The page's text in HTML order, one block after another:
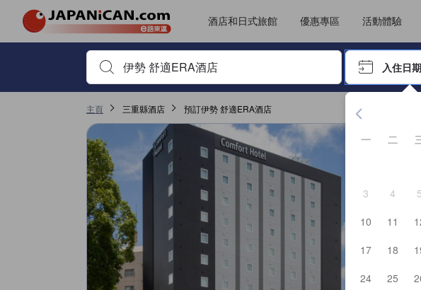
酒店和日式旅館 優惠專區 活動體驗
首先輸入住宿名稱或關鍵字搜尋，並使用箭頭鍵或 Tab鍵尋找，再按Enter鍵選擇
入住日期
按Enter鍵開始
一 二
3
4 5
10
11
17
18
24
25
主頁 三重縣酒店 預訂伊勢 舒適ERA酒店